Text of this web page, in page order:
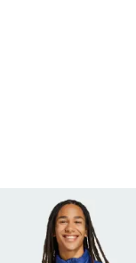
Ekle